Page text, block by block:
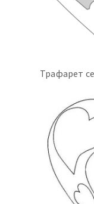
Трафарет